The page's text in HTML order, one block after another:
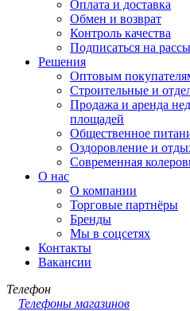
Оплата и доставка
Обмен и возврат
Контроль качества
Подписаться на
Решения
Оптовым
Строительные и
Продажа и аренда
площадей
Общественное
Оздоровление и
Современная
О нас
О компании
Торговые партнёры
Бренды
Мы в соцсетях
Контакты
Вакансии
Телефон
Телефоны магазинов